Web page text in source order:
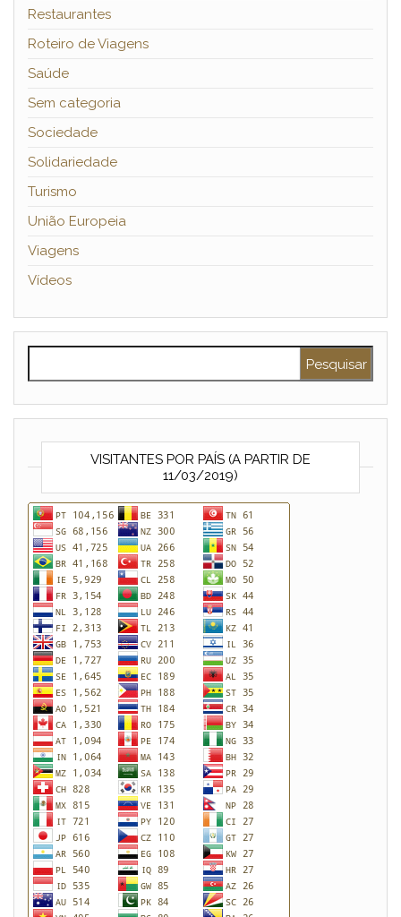
Restaurantes
Roteiro de Viagens
Saúde
Sem categoria
Sociedade
Solidariedade
Turismo
União Europeia
Viagens
Vídeos
VISITANTES POR PAÍS (A PARTIR DE
11/03/2019)